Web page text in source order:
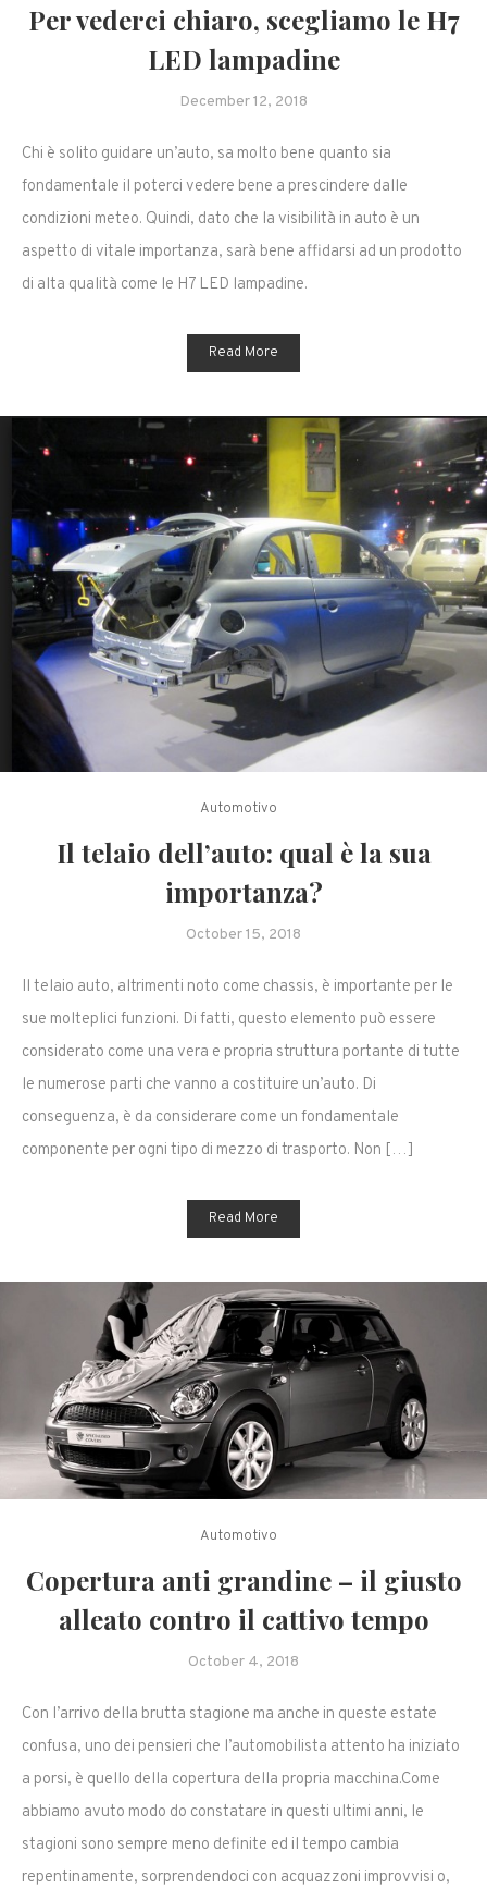
Per vederci chiaro, scegliamo le H7
LED lampadine
December 12, 2018
Chi è solito guidare un’auto, sa molto bene quanto sia
fondamentale il poterci vedere bene a prescindere dalle
condizioni meteo. Quindi, dato che la visibilità in auto è un
aspetto di vitale importanza, sarà bene affidarsi ad un prodotto
di alta qualità come le H7 LED lampadine.
Read More
Automotivo
Il telaio dell’auto: qual è la sua
importanza?
October 15, 2018
Il telaio auto, altrimenti noto come chassis, è importante per le
sue molteplici funzioni. Di fatti, questo elemento può essere
considerato come una vera e propria struttura portante di tutte
le numerose parti che vanno a costituire un’auto. Di
conseguenza, è da considerare come un fondamentale
componente per ogni tipo di mezzo di trasporto. Non […]
Read More
Automotivo
Copertura anti grandine – il giusto
alleato contro il cattivo tempo
October 4, 2018
Con l’arrivo della brutta stagione ma anche in queste estate
confusa, uno dei pensieri che l’automobilista attento ha iniziato
a porsi, è quello della copertura della propria macchina.Come
abbiamo avuto modo do constatare in questi ultimi anni, le
stagioni sono sempre meno definite ed il tempo cambia
repentinamente, sorprendendoci con acquazzoni improvvisi o,